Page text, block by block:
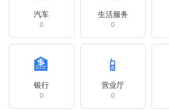
汽车
0
生活服务
0
🏦
银行
0
📱
营业厅
0